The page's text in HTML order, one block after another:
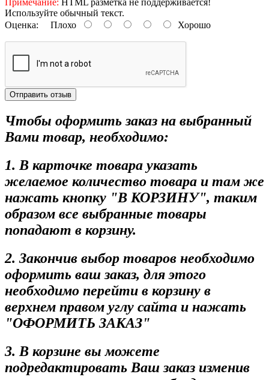
Примечание: HTML разметка не поддерживается!
Используйте обычный текст.
Оценка: Плохо Хорошо
Отправить отзыв
Чтобы оформить заказ на выбранный
Вами товар, необходимо:
1. В карточке товара указать
желаемое количество товара и там же
нажать кнопку "В КОРЗИНУ", таким
образом все выбранные товары
попадают в корзину.
2. Закончив выбор товаров необходимо
оформить ваш заказ, для этого
необходимо перейти в корзину в
верхнем правом углу сайта и нажать
"ОФОРМИТЬ ЗАКАЗ"
3. В корзине вы можете
подредактировать Ваш заказ изменив